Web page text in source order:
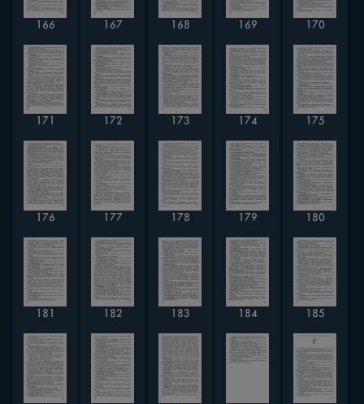
166 167 168 169 170
171 172 173 174 175
176 177 178 179 180
181 182 183 184 185